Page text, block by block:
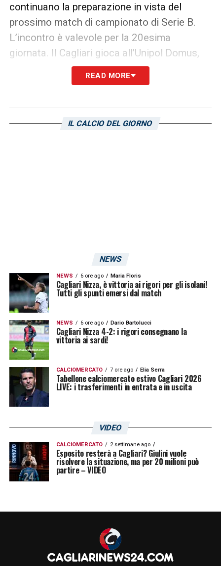
continuano la preparazione in vista del
prossimo match di campionato di Serie B.
L’incontro è valevole per la 20esima
giornata. Il Cagliari gioca all’Unipol Domus,
alla ricerca della seconda vittoria
consecutiva, la prima con Ranieri in
sportivo di Asseminello.Ecco il report della
READ MORE
IL CALCIO DEL GIORNO
NEWS
NEWS 6 ore ago Maria Floris
Cagliari Nizza, è vittoria ai rigori per gli isolani!
Tutti gli spunti emersi dal match
NEWS 6 ore ago Dario Bartolucci
Cagliari Nizza 4-2: i rigori consegnano la
vittoria ai sardi!
CALCIOMERCATO 7 ore ago Elia Serra
Tabellone calciomercato estivo Cagliari 2026
LIVE: i trasferimenti in entrata e in uscita
VIDEO
CALCIOMERCATO 2 settimane ago
Esposito resterà a Cagliari? Giulini vuole
risolvere la situazione, ma per 20 milioni può
partire – VIDEO